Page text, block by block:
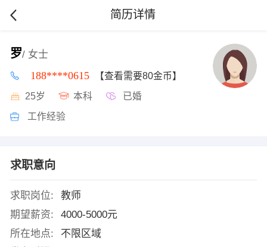
简历详情
罗/ 女士
188****0615 【查看需要80金币】
25岁 本科 已婚
工作经验
求职意向
求职岗位:
教师
期望薪资:
4000-5000元
所在地点:
不限区域